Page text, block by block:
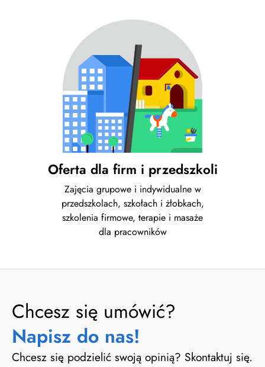
Oferta dla firm i przedszkoli
Zajęcia grupowe i indywidualne w
przedszkolach, szkołach i żłobkach,
szkolenia firmowe, terapie i masaże
dla pracowników
Chcesz się umówić?
Napisz do nas!
Chcesz się podzielić swoją opinią? Skontaktuj się.